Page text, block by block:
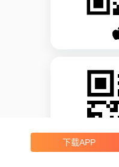
下载APP